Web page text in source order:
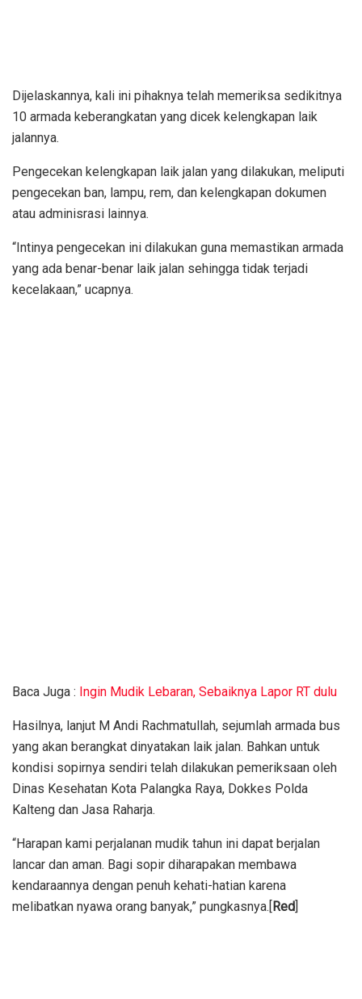
Dijelaskannya, kali ini pihaknya telah memeriksa sedikitnya
10 armada keberangkatan yang dicek kelengkapan laik
jalannya.
Pengecekan kelengkapan laik jalan yang dilakukan, meliputi
pengecekan ban, lampu, rem, dan kelengkapan dokumen
atau adminisrasi lainnya.
“Intinya pengecekan ini dilakukan guna memastikan armada
yang ada benar-benar laik jalan sehingga tidak terjadi
kecelakaan,” ucapnya.
Baca Juga : Ingin Mudik Lebaran, Sebaiknya Lapor RT dulu
Hasilnya, lanjut M Andi Rachmatullah, sejumlah armada bus
yang akan berangkat dinyatakan laik jalan. Bahkan untuk
kondisi sopirnya sendiri telah dilakukan pemeriksaan oleh
Dinas Kesehatan Kota Palangka Raya, Dokkes Polda
Kalteng dan Jasa Raharja.
“Harapan kami perjalanan mudik tahun ini dapat berjalan
lancar dan aman. Bagi sopir diharapakan membawa
kendaraannya dengan penuh kehati-hatian karena
melibatkan nyawa orang banyak,” pungkasnya.[Red]